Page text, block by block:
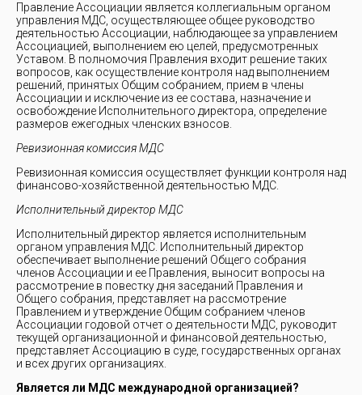
Правление Ассоциации является коллегиальным органом
управления МДС, осуществляющее общее руководство
деятельностью Ассоциации, наблюдающее за управлением
Ассоциацией, выполнением ею целей, предусмотренных
Уставом. В полномочия Правления входит решение таких
вопросов, как осуществление контроля над выполнением
решений, принятых Общим собранием, прием в члены
Ассоциации и исключение из ее состава, назначение и
освобождение Исполнительного директора, определение
размеров ежегодных членских взносов.
Ревизионная комиссия МДС
Ревизионная комиссия осуществляет функции контроля над
финансово-хозяйственной деятельностью МДС.
Исполнительный директор МДС
Исполнительный директор является исполнительным
органом управления МДС. Исполнительный директор
обеспечивает выполнение решений Общего собрания
членов Ассоциации и ее Правления, выносит вопросы на
рассмотрение в повестку дня заседаний Правления и
Общего собрания, представляет на рассмотрение
Правлением и утверждение Общим собранием членов
Ассоциации годовой отчет о деятельности МДС, руководит
текущей организационной и финансовой деятельностью,
представляет Ассоциацию в суде, государственных органах
и всех других организациях.
Является ли МДС международной организацией?